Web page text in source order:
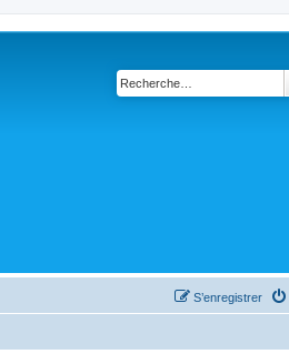
S’enregistrer